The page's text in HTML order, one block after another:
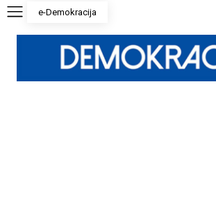
e-Demokracija